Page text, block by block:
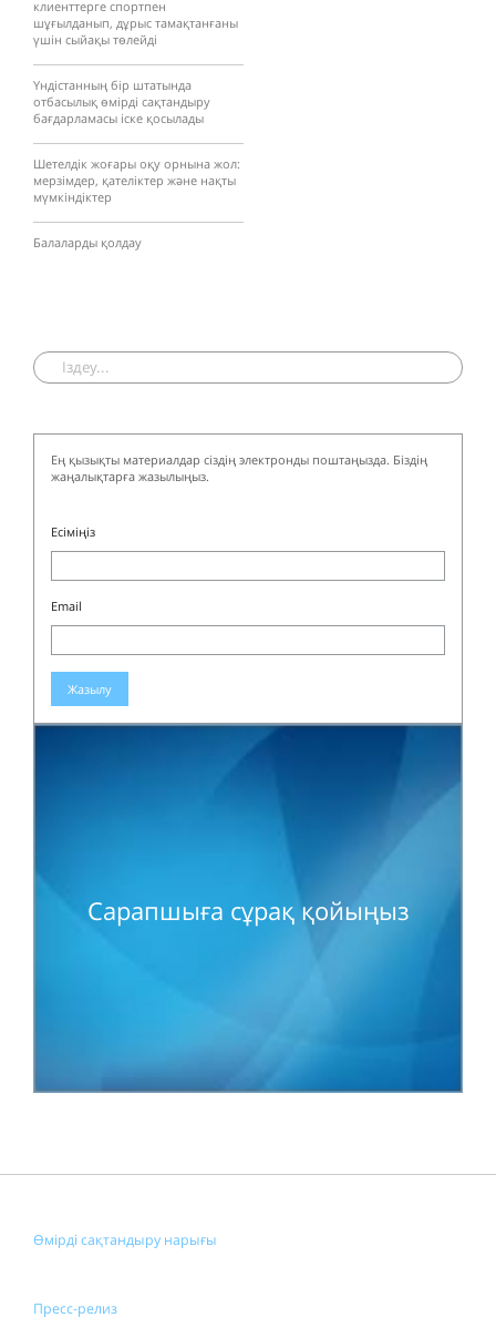
клиенттерге спортпен
шұғылданып, дұрыс тамақтанғаны
үшін сыйақы төлейді
Үндістанның бір штатында
отбасылық өмірді сақтандыру
бағдарламасы іске қосылады
Шетелдік жоғары оқу орнына жол:
мерзімдер, қателіктер және нақты
мүмкіндіктер
Балаларды қолдау
Ең қызықты материалдар сіздің электронды поштаңызда. Біздің
жаңалықтарға жазылыңыз.
Есіміңіз
Email
Жазылу
Сарапшыға сұрақ қойыңыз
Өмірді сақтандыру нарығы
Пресс-релиз